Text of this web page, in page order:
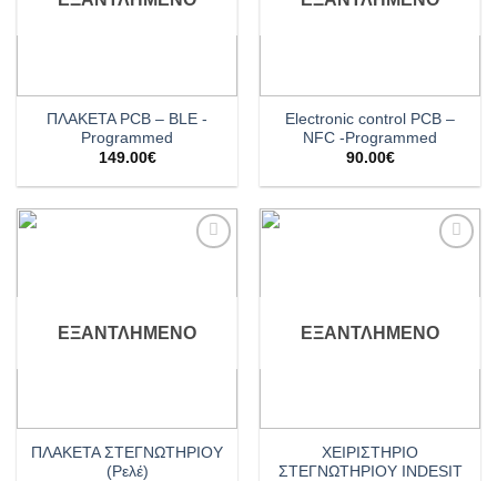
ΠΛΑΚΕΤΑ PCB – BLE -
Programmed
149.00€
Electronic control PCB –
NFC -Programmed
90.00€
ΕΞΑΝΤΛΗΜΈΝΟ
ΠΛΑΚΕΤΑ ΣΤΕΓΝΩΤΗΡΙΟΥ
(Ρελέ)
ΕΞΑΝΤΛΗΜΈΝΟ
ΧΕΙΡΙΣΤΗΡΙΟ
ΣΤΕΓΝΩΤΗΡΙΟΥ INDESIT